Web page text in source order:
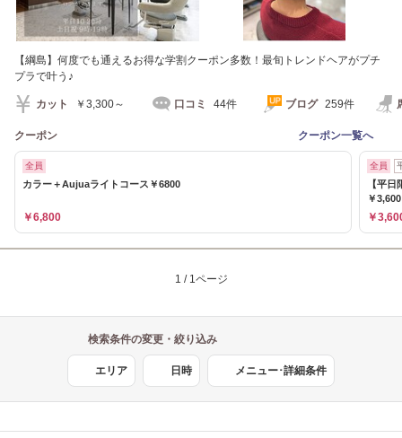
【綱島】何度でも通えるお得な学割クーポン多数！最旬トレンドヘアがプチ
プラで叶う♪
カット ￥3,300～ 口コミ 44件 ブログ 259件
クーポン クーポン一覧へ
全員
カラー＋Aujuaライトコース￥6800
￥6,800
全員
【平
￥3,600
￥
1 / 1ページ
検索条件の変更・絞り込み
エリア 日時 メニュー･詳細条件